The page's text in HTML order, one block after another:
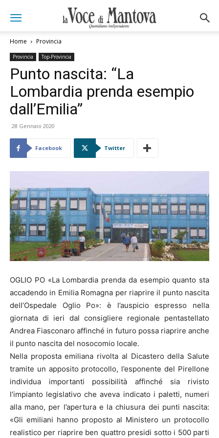
Home Provincia
Provincia Top-Provincia
Punto nascita: “La
Lombardia prenda esempio
dall’Emilia”
28 Gennaio 2020
Facebook Twitter
OGLIO PO «La Lombardia prenda da esempio quanto sta
accadendo in Emilia Romagna per riaprire il punto nascita
dell’Ospedale Oglio Po»: è l’auspicio espresso nella
giornata di ieri dal consigliere regionale pentastellato
Andrea Fiasconaro affinché in futuro possa riaprire anche
il punto nascita del nosocomio locale.
Nella proposta emiliana rivolta al Dicastero della Salute
tramite un apposito protocollo, l’esponente del Pirellone
individua importanti possibilità affinché sia rivisto
l’impianto legislativo che aveva indicato i paletti, numeri
alla mano, per l’apertura e la chiusura dei punti nascita:
«Gli emiliani hanno proposto al Ministero un protocollo
realistico per riaprire ben quattro presidi sotto i 500 parti